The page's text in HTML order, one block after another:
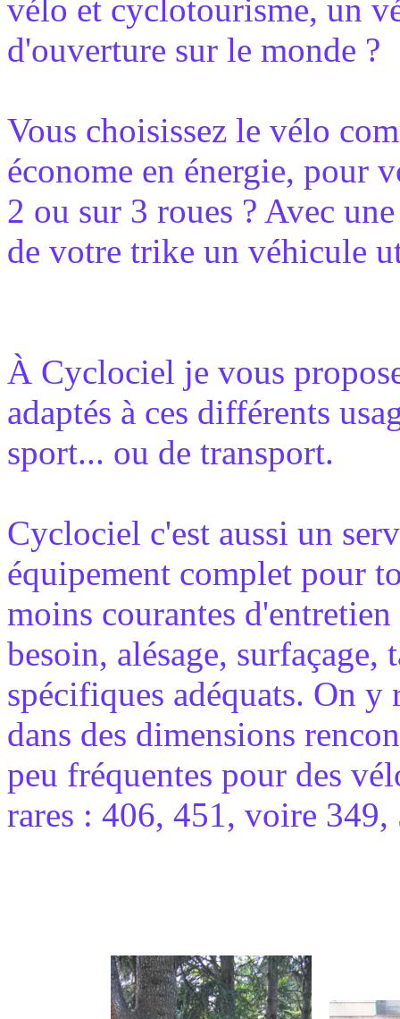
vélo et cyclotourisme, un
d'ouverture sur le monde ?
Vous choisissez le vélo
économe en énergie, pour
2 ou sur 3 roues ? Avec
de votre trike un véhicule
À Cyclociel je vous
adaptés à ces différents
sport... ou de transport.
Cyclociel c'est aussi un
équipement complet pour
moins courantes
besoin, alésage, surfaçage,
spécifiques adéquats. On y
dans des dimensions
peu fréquentes pour des
rares : 406, 451, voire